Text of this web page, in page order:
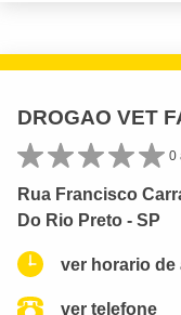
DROGAO VET
0
Rua Francisco
Do Rio Preto - SP
ver horario de
ver telefone